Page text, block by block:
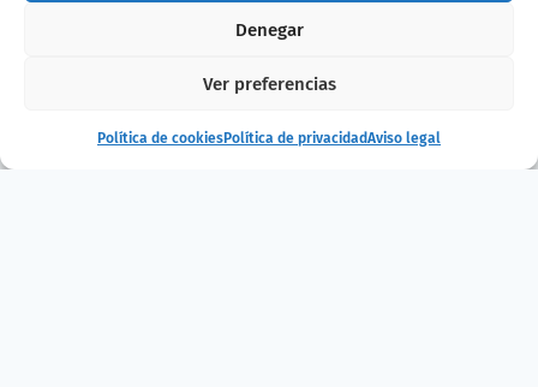
Denegar
Ver preferencias
Política de cookiesPolítica de privacidadAviso legal
Compra entradas